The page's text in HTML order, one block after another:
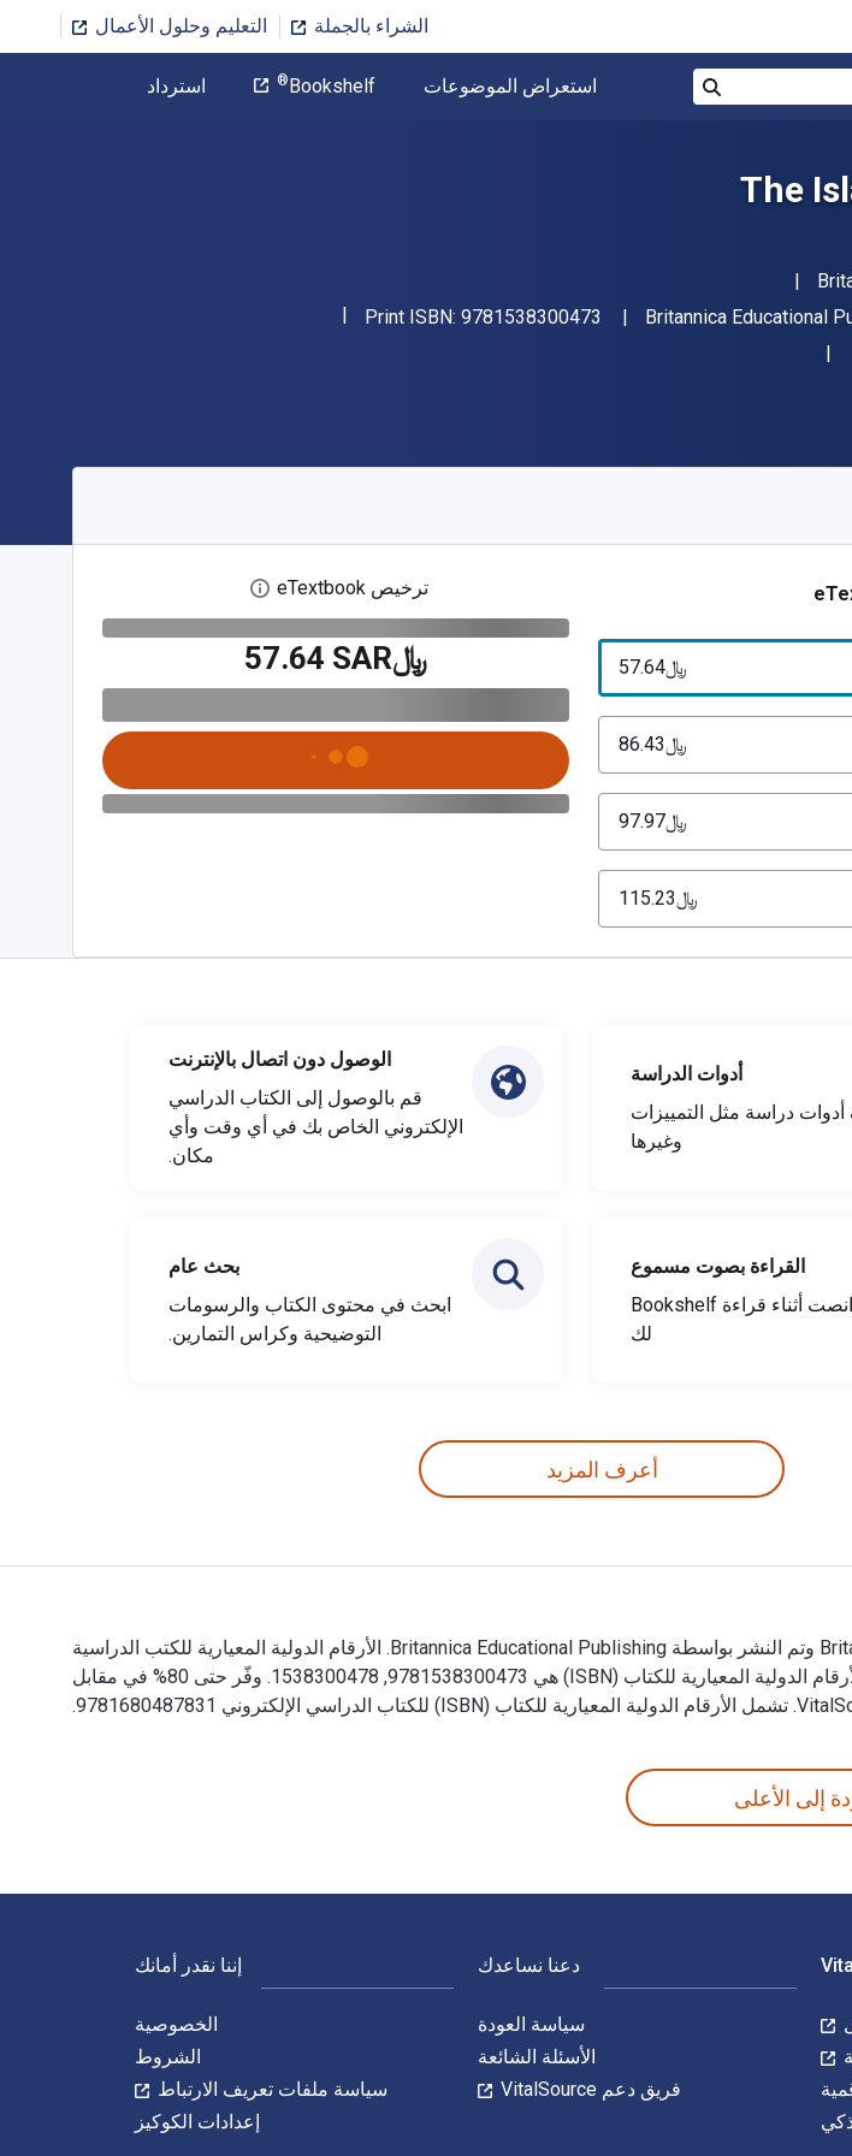
الشراء بالجملة التعليم وحلول الأعمال
البحث في المتجر برقم ISBN، أو العنوان أو المؤلفاستعراض الموضوعات Bookshelf
® استرداد
The
Britannica Educational
والنشر Print ISBN: 9781538300473
﷼‎57.64
﷼‎86.43
﷼‎97.97
﷼‎115.23
ترخيص eTextbook افتح مربع حوار الترخيص
﷼‎57.64 SAR
أدوات الدراسة
دراسة مثل التمييزات
وغيرها
القراءة بصوت مسموع
استمع وانصت أثناء قراءة Bookshelf
لك
الوصول دون اتصال بالإنترنت
قم بالوصول إلى الكتاب الدراسي
الإلكتروني الخاص بك في أي وقت وأي
مكان.
بحث عام
ابحث في محتوى الكتاب والرسومات
التوضيحية وكراس التمارين.
أعرف المزيد
The Islamic Caliphate 1st الإصدار تمت الكتابة بواسطة Britannica Educational Publishing وتم النشر بواسطة Britannica Educational Publishing. الأرقام الدولية المعيارية للكتب الدراسية
الإلكترونية والرقمية لـ The Islamic Caliphate هي 9781538300473, 1538300478 و الأرقام الدولية المعيارية للكتاب (ISBN) هي 9781538300473, 1538300478. وفّر حتى 80% في مقابل
إلى الأعلى
دعنا نساعدك
سياسة العودة
الأسئلة الشائعة
فريق دعم VitalSource
إننا نقدر أمانك
الخصوصية
الشروط
سياسة ملفات تعريف الارتباط
إعدادات الكوكيز